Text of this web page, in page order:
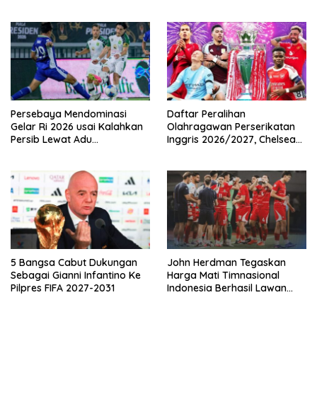
Persebaya Mendominasi
Gelar Ri 2026 usai Kalahkan
Persib Lewat Adu
Daftar Peralihan
Olahragawan Perserikatan
Inggris 2026/2027, Chelsea
5 Bangsa Cabut Dukungan
Sebagai Gianni Infantino Ke
Pilpres FIFA 2027-2031
John Herdman Tegaskan
Harga Mati Timnasional
Indonesia Berhasil Lawan